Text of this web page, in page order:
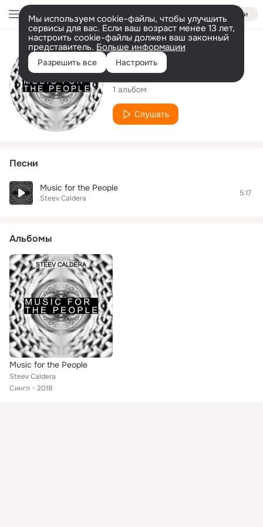
Войти
Мы используем cookie-файлы, чтобы улучшить
сервисы для вас. Если ваш возраст менее 13 лет,
настроить cookie-файлы должен ваш законный
представитель. Больше информации
Разрешить все Настроить
Исполнитель
Steev Caldera
1 альбом
Слушать
Песни
Music for the People
Steev Caldera
5:17
Альбомы
Music for the People
Steev Caldera
Сингл
2018